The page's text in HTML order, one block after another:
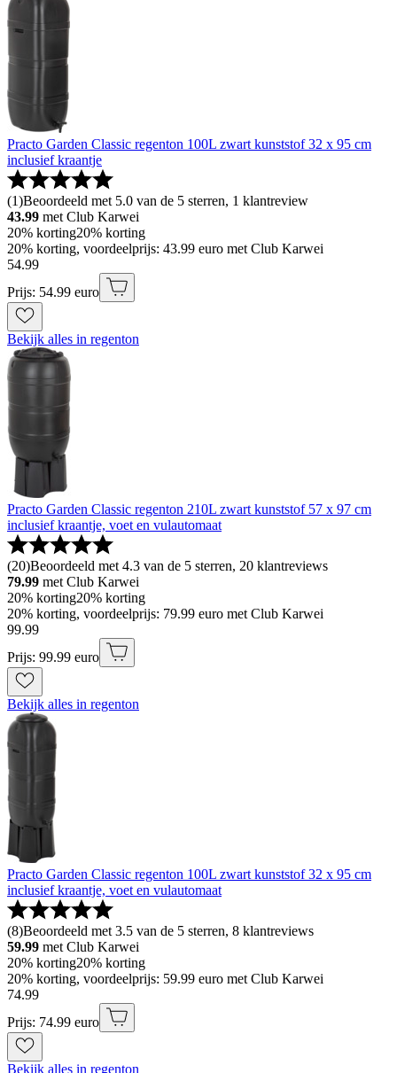
Practo Garden Classic regenton 100L zwart kunststof 32 x 95 cm
inclusief kraantje
(1)Beoordeeld met 5.0 van de 5 sterren, 1 klantreview
43.99 met Club Karwei
20% korting20% korting
20% korting, voordeelprijs: 43.99 euro met Club Karwei
54.99
Prijs: 54.99 euro
Bekijk alles in regenton
Practo Garden Classic regenton 210L zwart kunststof 57 x 97 cm
inclusief kraantje, voet en vulautomaat
(20)Beoordeeld met 4.3 van de 5 sterren, 20 klantreviews
79.99 met Club Karwei
20% korting20% korting
20% korting, voordeelprijs: 79.99 euro met Club Karwei
99.99
Prijs: 99.99 euro
Bekijk alles in regenton
Practo Garden Classic regenton 100L zwart kunststof 32 x 95 cm
inclusief kraantje, voet en vulautomaat
(8)Beoordeeld met 3.5 van de 5 sterren, 8 klantreviews
59.99 met Club Karwei
20% korting20% korting
20% korting, voordeelprijs: 59.99 euro met Club Karwei
74.99
Prijs: 74.99 euro
Bekijk alles in regenton